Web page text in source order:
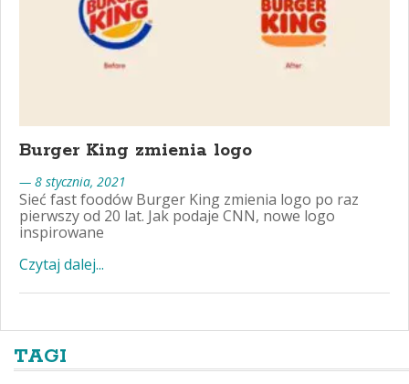
Burger King zmienia logo
— 8 stycznia, 2021
Sieć fast foodów Burger King zmienia logo po raz
pierwszy od 20 lat. Jak podaje CNN, nowe logo
inspirowane
Czytaj dalej...
TAGI